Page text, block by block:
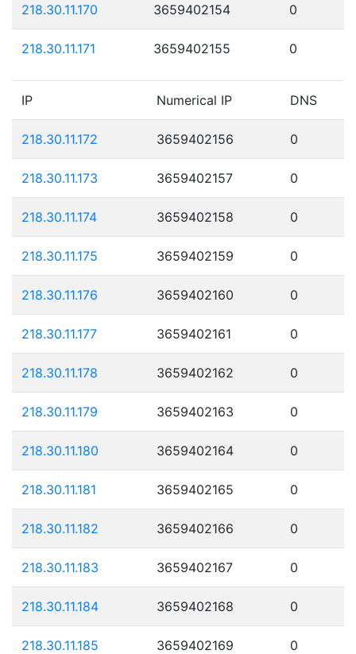
218.30.11.170 3659402154 0
218.30.11.171 3659402155 0
IP Numerical IP DNS
218.30.11.172 3659402156 0
218.30.11.173 3659402157 0
218.30.11.174 3659402158 0
218.30.11.175 3659402159 0
218.30.11.176 3659402160 0
218.30.11.177 3659402161 0
218.30.11.178 3659402162 0
218.30.11.179 3659402163 0
218.30.11.180 3659402164 0
218.30.11.181 3659402165 0
218.30.11.182 3659402166 0
218.30.11.183 3659402167 0
218.30.11.184 3659402168 0
218.30.11.185 3659402169 0